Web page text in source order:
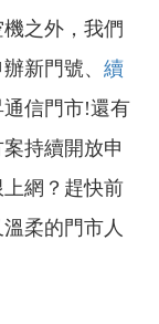
之外，我們
新門號、 續
信門市!還有
持續開放申
網？趕快前
柔的門市人